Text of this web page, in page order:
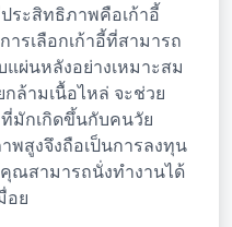
ระสิทธิภาพคือเก้าอี้
ารเลือกเก้าอี้ที่สามารถ
ผ่นหลังอย่างเหมาะสม
ล้ามเนื้อไหล่ จะช่วย
มักเกิดขึ้นกับคนวัย
พสูงจึงถือเป็นการลงทุน
ณสามารถนั่งทำงานได้
อย